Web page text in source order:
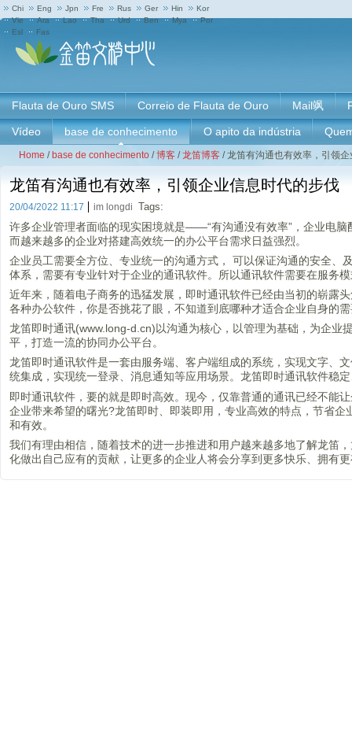
Chi Eng Jpn Fre Rus Ger Hin
Kor
Vie
Ara Lao Tha Urd Ben Mya
Por
Esl
Fas
Flauta de Ouro SMS Correio de Flauta de Ouro Mail飒
Vídeo base de conhecimento O apito da indústria
Home / base de conhecimento / 博客 / 龙笛博客 / 龙笛有沟通也有效率，引领
龙笛有沟通也有效率，引领企业信息时代的步伐
20/04/2022 11:17 im longdi Tags:
许多企业管理者面临的现实困境就是——“有沟通没有效率”，企业电
而越来越多的企业对搭建高效统一的办公平台需求日益强烈。
企业员工需要全方位、专业统一的沟通方式， 可以保证沟通的安全
体系，需要有专业针对于企业的通讯软件。所以通讯软件需要在服务
近年来，随着电子商务的迅猛发展，即时通讯软件已经由当初的崭露
各种办公软件，你是否挑花了眼，不知道到底哪种才适合企业自身的
龙笛即时通讯(www.long-d.cn)以沟通为核心，以管理为基础，为企
平，打造一流的协同办公平台。
龙笛即时通讯软件是一套由服务端、客户端组成的系统，实现文字、
统集成，实现统一登录、消息通知等应用场景。龙笛即时通讯软件稳
即时通讯软件，要的就是即时高效。现今，仅靠普通的通讯已经不能
企业带来希望的曙光?龙笛即时、即装即用，专业高效的特点，节省
和有效。
我们有理由相信，随着技术的进一步推进和用户越来越多地了解龙笛
化做出自己应有的贡献，让更多的企业人将会分享到更多快乐、拥有